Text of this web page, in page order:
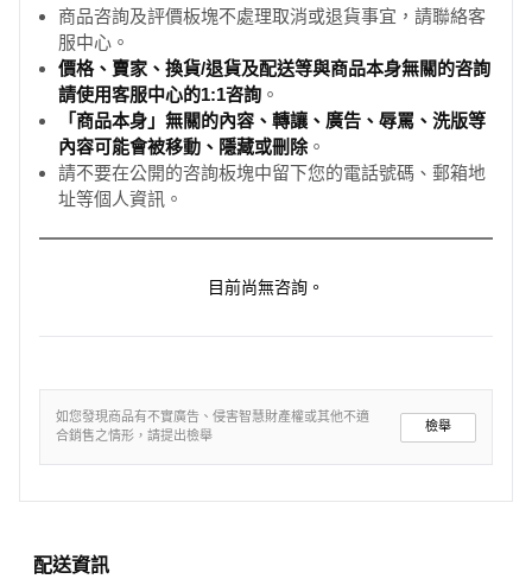
商品咨詢及評價板塊不處理取消或退貨事宜，請聯絡客
服中心。
價格、賣家、換貨/退貨及配送等與商品本身無關的咨詢
請使用客服中心的1:1咨詢 。
「商品本身」無關的內容、轉讓、廣告、辱罵、洗版等
內容可能會被移動、隱藏或刪除。
請不要在公開的咨詢板塊中留下您的電話號碼、郵箱地
址等個人資訊。
目前尚無咨詢。
如您發現商品有不實廣告、侵害智慧財產權或其他不適
合銷售之情形，請提出檢舉
檢舉
配送資訊